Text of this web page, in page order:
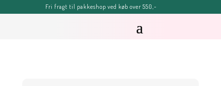
Fri fragt til pakkeshop ved køb over 550,-
FERIE-MELDING
forsinket, men vil senest blive afsendt tirsdag d. 11. august.